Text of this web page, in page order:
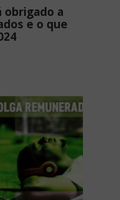
obrigado a
e o que